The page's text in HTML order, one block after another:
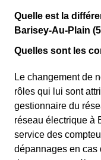
Quelle est la
Barisey-Au-Plain
Quelles sont les
Le changement de
rôles qui lui sont
gestionnaire du
réseau électrique à
service des
dépannages en cas